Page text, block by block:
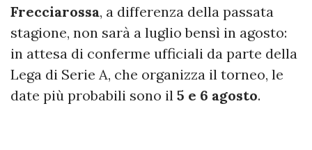
Frecciarossa, a differenza della passata
stagione, non sarà a luglio bensì in agosto:
in attesa di conferme ufficiali da parte della
Lega di Serie A, che organizza il torneo, le
date più probabili sono il 5 e 6 agosto.